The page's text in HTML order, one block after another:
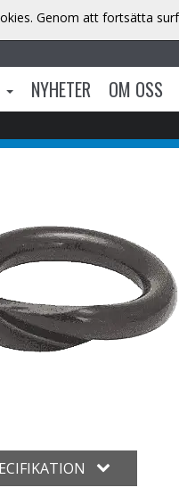
NYHETER OM OSS
Genom att fortsätta